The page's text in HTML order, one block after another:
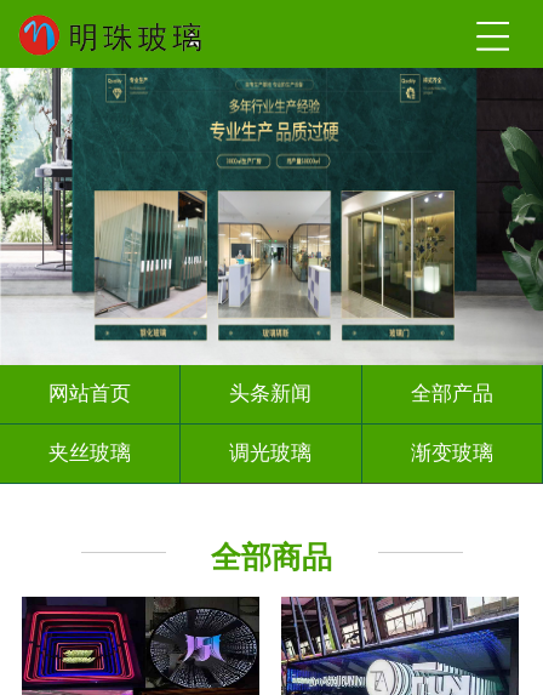
网站首页 头条新闻 全部产品
夹丝玻璃 调光玻璃 渐变玻璃
其它玻璃
全部商品